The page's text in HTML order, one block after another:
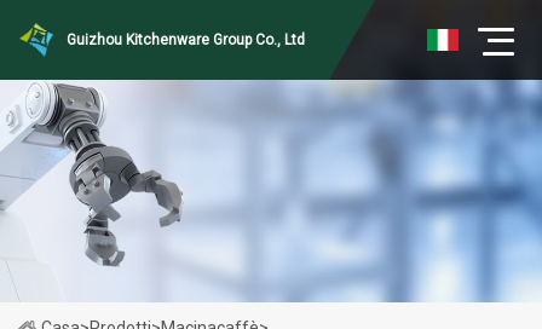
Guizhou Kitchenware Group Co., Ltd